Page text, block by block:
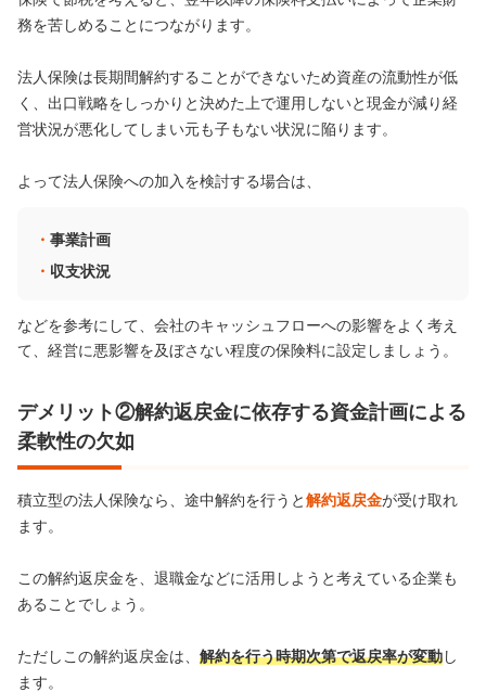
務を苦しめることにつながります。
法人保険は長期間解約することができないため資産の流動性が低
く、出口戦略をしっかりと決めた上で運用しないと現金が減り経
営状況が悪化してしまい元も子もない状況に陥ります。
よって法人保険への加入を検討する場合は、
事業計画
収支状況
などを参考にして、会社のキャッシュフローへの影響をよく考え
て、経営に悪影響を及ぼさない程度の保険料に設定しましょう。
デメリット②解約返戻金に依存する資金計画による
柔軟性の欠如
積立型の法人保険なら、途中解約を行うと解約返戻金が受け取れ
ます。
この解約返戻金を、退職金などに活用しようと考えている企業も
あることでしょう。
ただしこの解約返戻金は、 解約を行う時期次第で返戻率が変動し
ます。